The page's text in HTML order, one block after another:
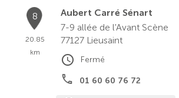
8
20.85
km
Aubert Carré Sénart
7-9 allée de l'Avant Scène
77127 Lieusaint
01 60 60 76 72
Fermé